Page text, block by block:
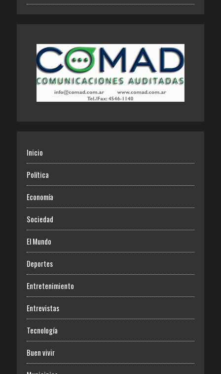
Inicio
Política
Economía
Sociedad
El Mundo
Deportes
Entretenimiento
Entrevistas
Tecnología
Buen vivir